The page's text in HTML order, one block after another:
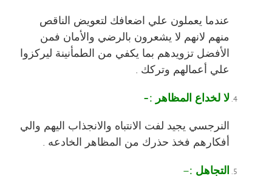
عندما يعملون علي اضعافك لتعويض الناقص
منهم لانهم لا يشعرون بالرضي والأمان فمن
الأفضل تزويدهم بما يكفي من الطمأنينة ليركزوا
علي أعمالهم وتركك .
لا لخداع المظاهر :-
النرجسي يجيد لفت الانتباه والانجذاب اليهم والي
أفكارهم فخذ حذرك من المظاهر الخادعه .
التجاهل :–